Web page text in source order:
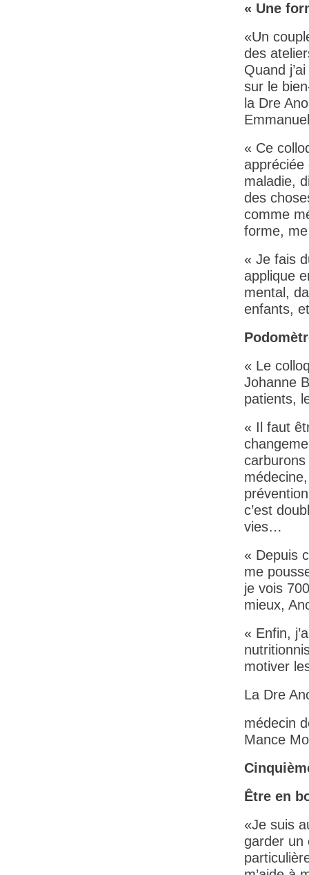
« Une
«Un
des
Quand
sur le
la Dre
« Ce
appréciée
maladie,
des
comme
forme,
« Je fais
applique
mental,
enfants,
« Le
Johanne
patients,
« Il faut
c’est
vies…
« Depuis
me
je vois
mieux,
« Enfin,
motiver
La Dre
médecin
Mance
Être en
«Je suis
garder un